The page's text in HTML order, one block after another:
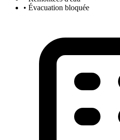
• Évacuation bloquée